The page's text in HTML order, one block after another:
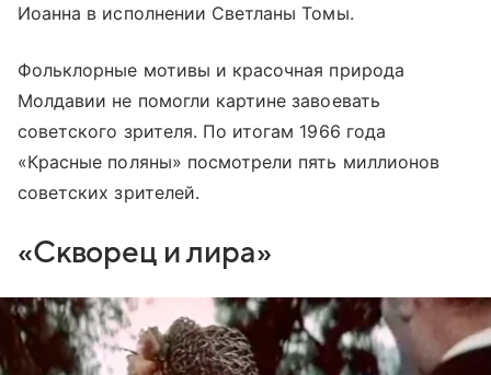
Иоанна в исполнении Светланы Томы.
Фольклорные мотивы и красочная природа
Молдавии не помогли картине завоевать
советского зрителя. По итогам 1966 года
«Красные поляны» посмотрели пять миллионов
советских зрителей.
«Скворец и лира»